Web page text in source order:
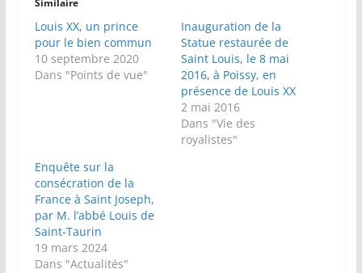
Similaire
Louis XX, un prince
pour le bien commun
10 septembre 2020
Dans "Points de vue"
Inauguration de la
Statue restaurée de
Saint Louis, le 8 mai
2016, à Poissy, en
présence de Louis XX
2 mai 2016
Dans "Vie des
royalistes"
Enquête sur la
consécration de la
France à Saint Joseph,
par M. l’abbé Louis de
Saint-Taurin
19 mars 2024
Dans "Actualités"